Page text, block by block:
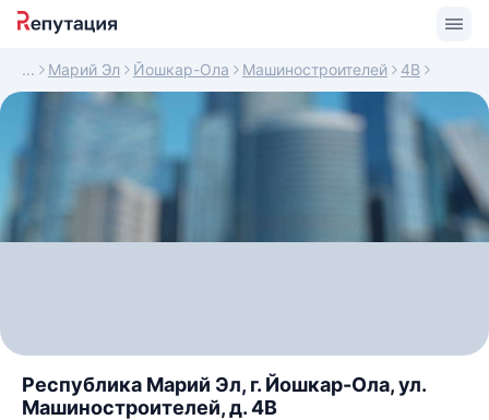
Марий Эл Йошкар-Ола Машиностроителей 4В
Республика Марий Эл, г. Йошкар-Ола, ул.
Машиностроителей, д. 4В